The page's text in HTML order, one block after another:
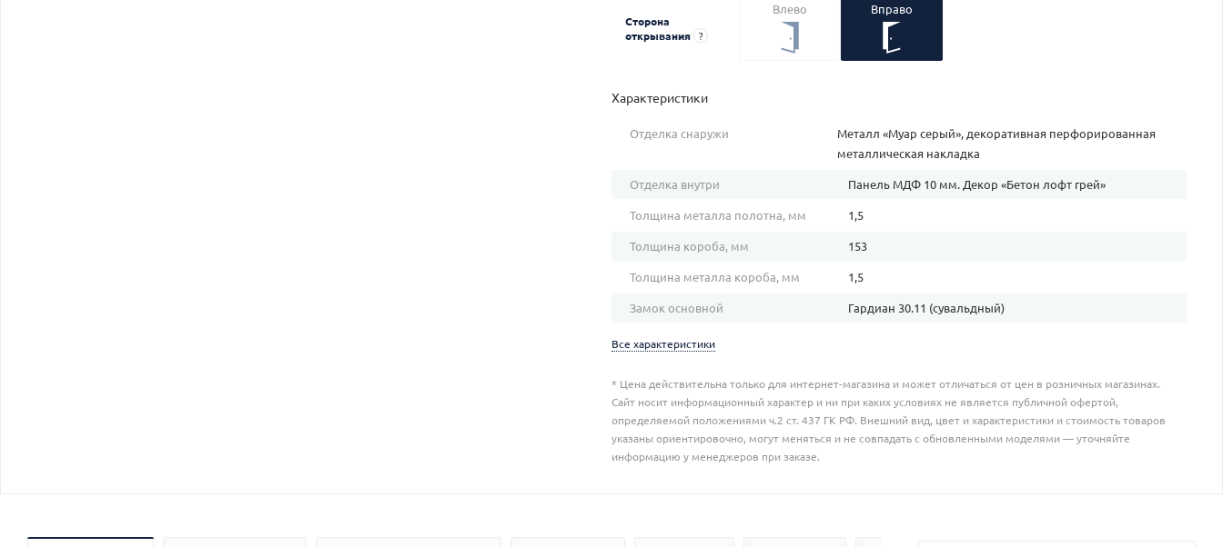
Сторона
открывания ?
Влево Вправо
Характеристики
Отделка снаружи
Металл «Муар серый», декоративная перфорированная
металлическая накладка
Отделка внутри
Панель МДФ 10 мм. Декор «Бетон лофт грей»
Толщина металла полотна, мм
1,5
Толщина короба, мм
153
Толщина металла короба, мм
1,5
Замок основной
Гардиан 30.11 (сувальдный)
Все характеристики
* Цена действительна только для интернет-магазина и может отличаться от цен в розничных магазинах.
Сайт носит информационный характер и ни при каких условиях не является публичной офертой,
определяемой положениями ч.2 ст. 437 ГК РФ. Внешний вид, цвет и характеристики и стоимость товаров
указаны ориентировочно, могут меняться и не совпадать с обновленными моделями — уточняйте
информацию у менеджеров при заказе.